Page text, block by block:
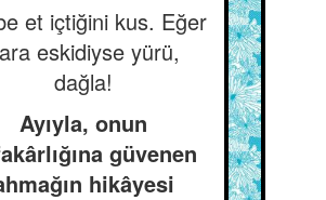
et içtiğini kus. Eğer
eskidiyse yürü,
dağla!
Ayıyla, onun
güvenen
hikâyesi